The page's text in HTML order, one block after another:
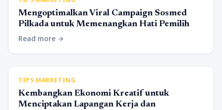
Mengoptimalkan Viral Campaign Sosmed
Pilkada untuk Memenangkan Hati Pemilih
Read more arrow_forward
TIPS MARKETING
Kembangkan Ekonomi Kreatif untuk
Menciptakan Lapangan Kerja dan